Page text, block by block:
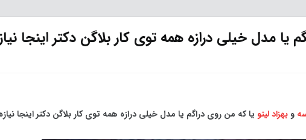
یا مدل خیلی درازه همه توی کار بلاگن دکتر اینجا
وبهزاد لیتو یا که من روی دراگم یا مدل خیلی درازه همه توی کار بلاگن دکتر اینجا